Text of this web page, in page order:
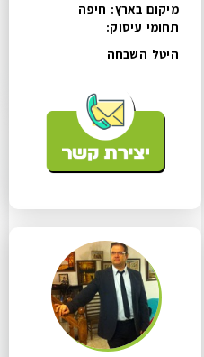
מיקום בארץ: חיפה
תחומי עיסוק:
היטל השבחה